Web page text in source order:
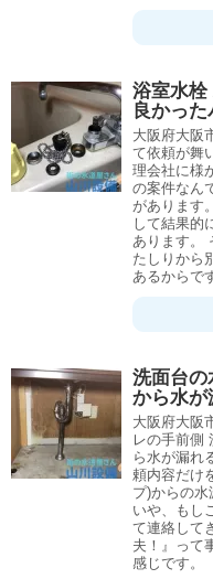
浴室水栓
良かっ
大阪府大阪
て依頼が舞
理会社に様
の案件なん
があります
して結果的
あります。
たしりから
あるからで
洗面台の
から水が
大阪府大阪
レの手前側
ら水が漏れ
頼内容だけ
プ)からの
いや、もし
て連絡して
夫！』って
感じです。